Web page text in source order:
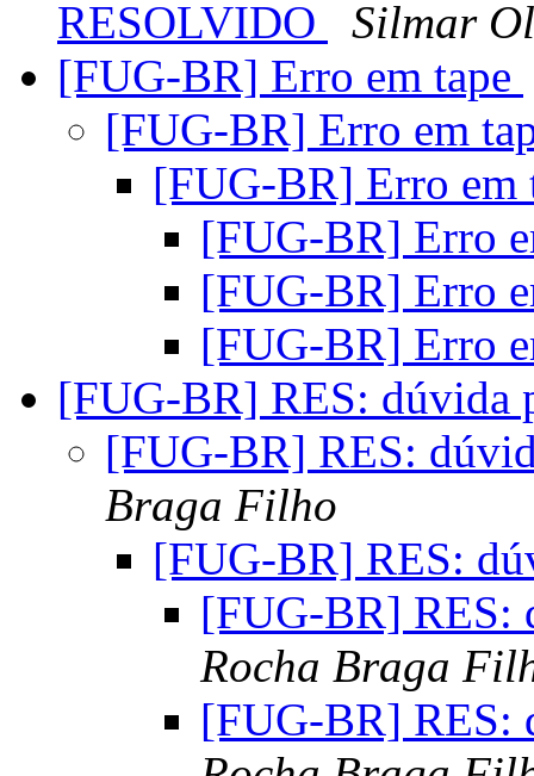
RESOLVIDO
Silmar
[FUG-BR] Erro em tape
[FUG-BR] Erro em
[FUG-BR] Erro em
[FUG-BR] Erro
[FUG-BR] Erro
[FUG-BR] Erro
[FUG-BR] RES: dúvida
[FUG-BR] RES:
Braga Filho
[FUG-BR] RES:
[FUG-BR] RES:
Rocha Braga
[FUG-BR] RES: